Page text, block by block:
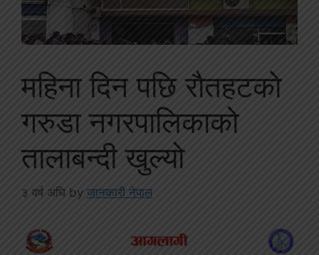
महिना दिन पछि राैतहटकाे
गरुडा नगरपालिकाको
तालाबन्दी खुल्यो
३ वर्ष अघि by जानकारी नेपाल